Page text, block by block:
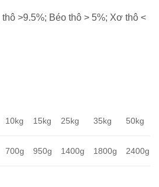
>9.5%; Béo thô > 5%; Xơ thô <
10kg 15kg 25kg 35kg 50kg
700g 950g 1400g 1800g 2400g